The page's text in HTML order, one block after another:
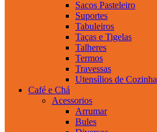
Sacos Pasteleiro
Suportes
Tabuleiros
Taças e Tigelas
Talheres
Termos
Travessas
Utensílios de Cozinha
Café e Chá
Acessorios
Arrumar
Bules